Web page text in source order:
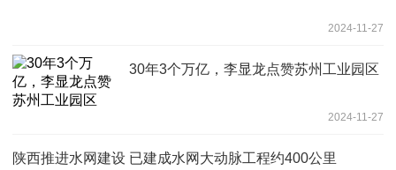
2024-11-27
30年3个万亿，李显龙点赞苏州工业园区
2024-11-27
陕西推进水网建设 已建成水网大动脉工程约400公里